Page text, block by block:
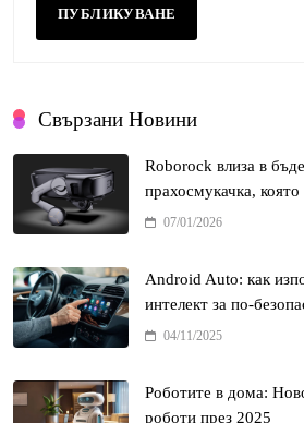
Свързани Новини
Roborock влиза в
прахосмукачка,
07/01/2026
Android Auto: как
интелект за по-
04/11/2025
Роботите в дома:
роботи през 2025